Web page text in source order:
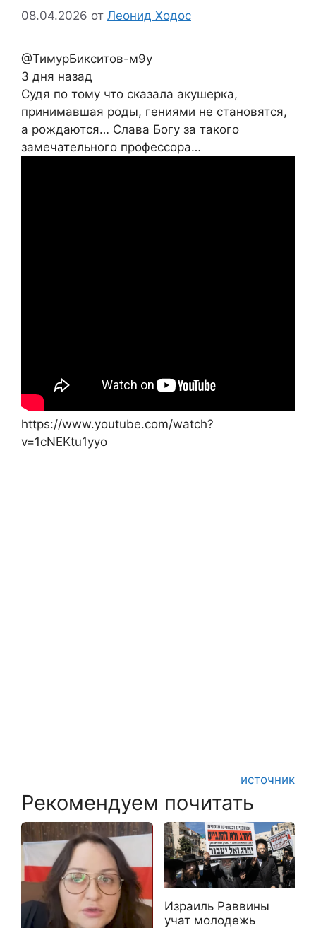
08.04.2026 от Леонид Ходос
@ТимурБикситов-м9у
3 дня назад
Судя по тому что сказала акушерка,
принимавшая роды, гениями не становятся,
а рождаются… Слава Богу за такого
замечательного профессора…
https://www.youtube.com/watch?
v=1cNEKtu1yyo
источник
Рекомендуем почитать
Израиль Раввины
учат молодежь